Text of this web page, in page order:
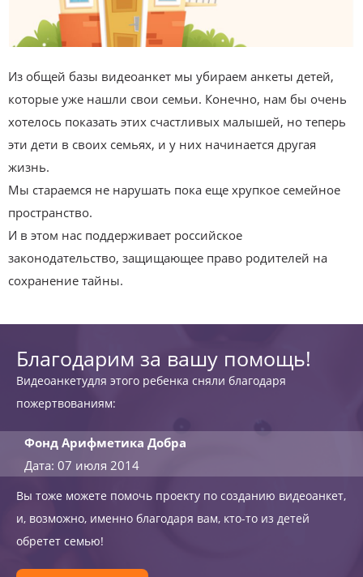
Из общей базы видеоанкет мы убираем анкеты детей,
которые уже нашли свои семьи. Конечно, нам бы очень
хотелось показать этих счастливых малышей, но теперь
эти дети в своих семьях, и у них начинается другая
жизнь.
Мы стараемся не нарушать пока еще хрупкое семейное
пространство.
И в этом нас поддерживает российское
законодательство, защищающее право родителей на
сохранение тайны.
Благодарим за вашу помощь!
Видеоанкетудля этого ребенка сняли благодаря
пожертвованиям:
Фонд Арифметика Добра
Дата: 07 июля 2014
Вы тоже можете помочь проекту по созданию видеоанкет,
и, возможно, именно благодаря вам, кто-то из детей
обретет семью!